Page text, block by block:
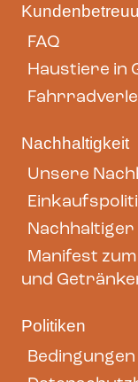
FAQ
Haustiere in
Nachhaltigkeit
Unsere
Nachhaltiger
Manifest
und
Politiken